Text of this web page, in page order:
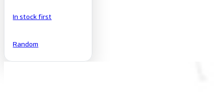
In stock first
Random